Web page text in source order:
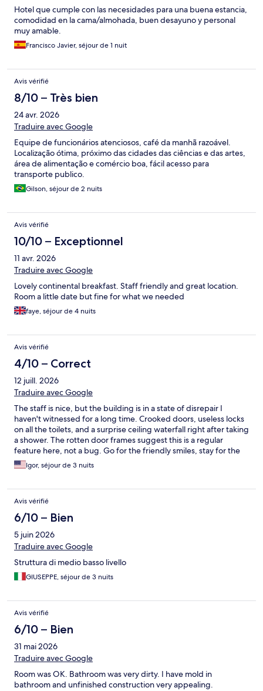
Hotel que cumple con las necesidades para una buena estancia,
comodidad en la cama/almohada, buen desayuno y personal
muy amable.
Francisco Javier, séjour de 1 nuit
Avis vérifié
8/10 – Très bien
24 avr. 2026
Traduire avec Google
Equipe de funcionários atenciosos, café da manhã razoável.
Localização ótima, próximo das cidades das ciências e das artes,
área de alimentação e comércio boa, fácil acesso para
transporte publico.
Gilson, séjour de 2 nuits
Avis vérifié
10/10 – Exceptionnel
11 avr. 2026
Traduire avec Google
Lovely continental breakfast. Staff friendly and great location.
Room a little date but fine for what we needed
faye, séjour de 4 nuits
Avis vérifié
4/10 – Correct
12 juill. 2026
Traduire avec Google
The staff is nice, but the building is in a state of disrepair I
haven't witnessed for a long time. Crooked doors, useless locks
on all the toilets, and a surprise ceiling waterfall right after taking
a shower. The rotten door frames suggest this is a regular
feature here, not a bug. Go for the friendly smiles, stay for the
indoor floods! 🌧️
Igor, séjour de 3 nuits
Avis vérifié
6/10 – Bien
5 juin 2026
Traduire avec Google
Struttura di medio basso livello
GIUSEPPE, séjour de 3 nuits
Avis vérifié
6/10 – Bien
31 mai 2026
Traduire avec Google
Room was OK. Bathroom was very dirty. I have mold in
bathroom and unfinished construction very appealing.